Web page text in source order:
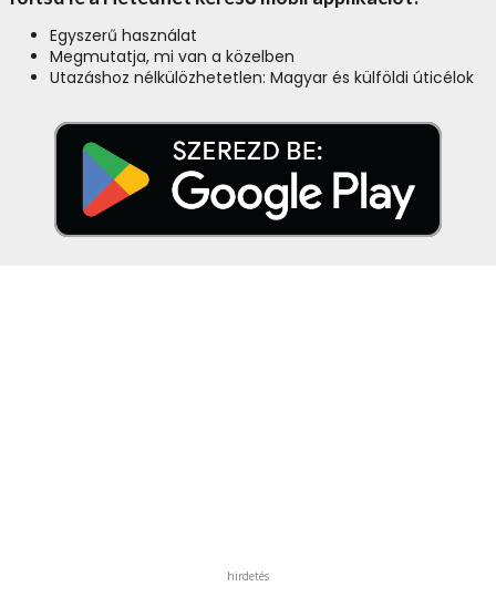
Egyszerű használat
Megmutatja, mi van a közelben
Utazáshoz nélkülözhetetlen: Magyar és külföldi úticélok
hirdetés